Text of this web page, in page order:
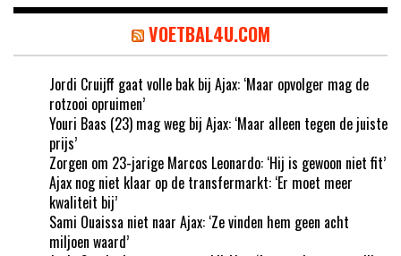
VOETBAL4U.COM
Jordi Cruijff gaat volle bak bij Ajax: ‘Maar opvolger mag de
rotzooi opruimen’
Youri Baas (23) mag weg bij Ajax: ‘Maar alleen tegen de juiste
prijs’
Zorgen om 23-jarige Marcos Leonardo: ‘Hij is gewoon niet fit’
Ajax nog niet klaar op de transfermarkt: ‘Er moet meer
kwaliteit bij’
Sami Ouaissa niet naar Ajax: ‘Ze vinden hem geen acht
miljoen waard’